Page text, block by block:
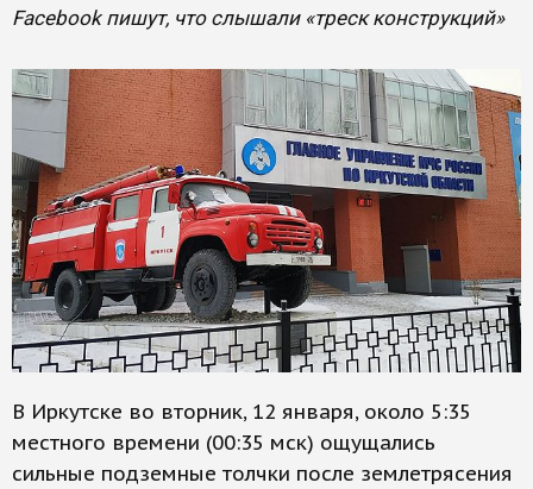
Facebook пишут, что слышали «треск конструкций»
В Иркутске во вторник, 12 января, около 5:35
местного времени (00:35 мск) ощущались
сильные подземные толчки после землетрясения